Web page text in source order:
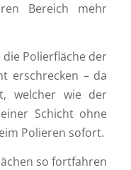
Bereich mehr
Polierfläche der
erschrecken – da
welcher wie der
Schicht ohne
Polieren sofort.
so fortfahren